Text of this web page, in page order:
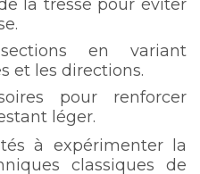
la tresse pour éviter
en variant
et les directions.
pour renforcer
léger.
à expérimenter la
classiques de